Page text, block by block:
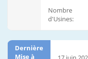
Nombre
d'Usines:
Dernière
Mise à